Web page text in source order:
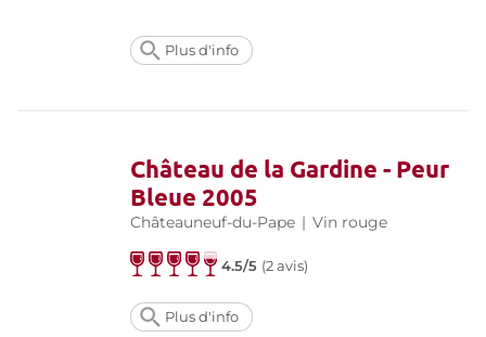
Plus d'info
Château de la Gardine - Peur
Bleue 2005
Châteauneuf-du-Pape | Vin rouge
4.5/5 (2 avis)
Plus d'info